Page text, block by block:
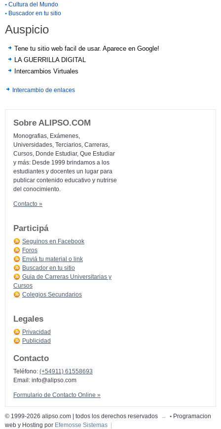
• Cultura del Mundo
• Buscador en tu sitio
Auspicio
Tene tu sitio web facil de usar. Aparece en Google!
LA GUERRILLA DIGITAL
Intercambios Virtuales
Intercambio de enlaces
Sobre ALIPSO.COM
Monografias, Exámenes,
Universidades, Terciarios, Carreras,
Cursos, Donde Estudiar, Que Estudiar
y más: Desde 1999 brindamos a los
estudiantes y docentes un lugar para
publicar contenido educativo y nutrirse
del conocimiento.
Contacto »
Participá
Seguinos en Facebook
Foros
Enviá tu material o link
Buscador en tu sitio
Guia de Carreras Universitarias y
Cursos
Colegios Secundarios
Legales
Privacidad
Publicidad
Contacto
Teléfono: (+54911) 61558693
Email: info@alipso.com
Formulario de Contacto Online »
© 1999-2026 alipso.com | todos los derechos reservados → • Programacion
web y Hosting por Efemosse Sistemas |